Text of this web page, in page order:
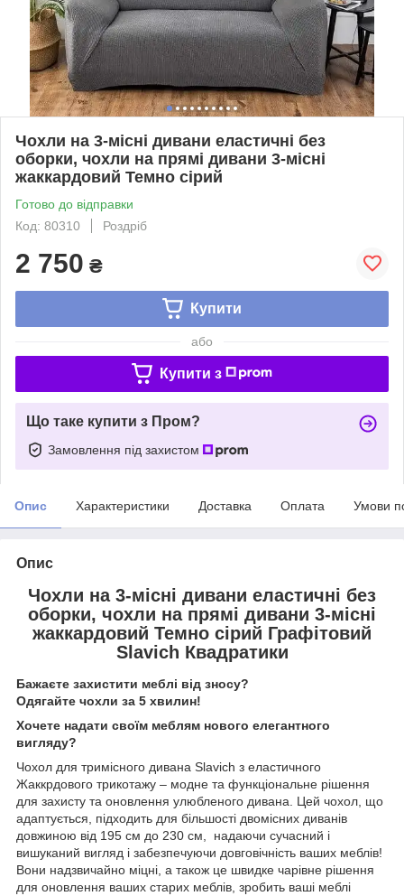
Чохли на 3-місні дивани еластичні без
оборки, чохли на прямі дивани 3-місні
жаккардовий Темно сірий
Готово до відправки
Код: 80310
Роздріб
2 750 ₴
Купити
або
Купити з
Що таке купити з Пром?
Замовлення під захистом
Опис Характеристики Доставка Оплата Умови
Опис
Чохли на 3-місні дивани еластичні без
оборки, чохли на прямі дивани 3-місні
жаккардовий Темно сірий Графітовий
Slavich Квадратики
Бажаєте захистити меблі від зносу?
Одягайте чохли за 5 хвилин!
Хочете надати своїм меблям нового елегантного
вигляду?
Чохол для тримісного дивана Slavich з еластичного
Жаккрдового трикотажу – модне та функціональне рішення
для захисту та оновлення улюбленого дивана. Цей чохол, що
адаптується, підходить для більшості двомісних диванів
довжиною від 195 см до 230 см, надаючи сучасний і
вишуканий вигляд і забезпечуючи довговічність ваших меблів!
Вони надзвичайно міцні, а також це швидке чарівне рішення
для оновлення ваших старих меблів, зробить ваші меблі